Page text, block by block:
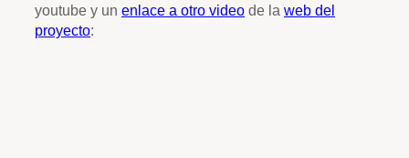
youtube y un enlace a otro video de la web del
proyecto: